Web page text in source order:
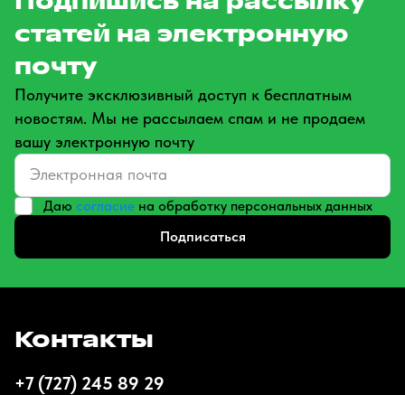
статей на электронную
почту
Получите эксклюзивный доступ к бесплатным
новостям. Мы не рассылаем спам и не продаем
вашу электронную почту
Даю согласие на обработку персональных данных
Подписаться
Контакты
+7 (727) 245 89 29